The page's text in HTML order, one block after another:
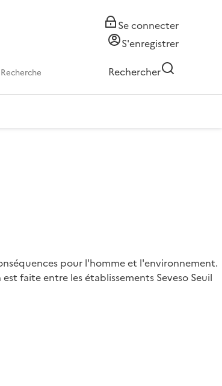
Se connecter
S'enregistrer
Rechercher
pour l'homme et l'environnement.
faite entre les établissements Seveso Seuil